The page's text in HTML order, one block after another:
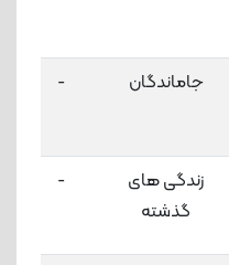
جاماندگان -
زندگی های
گذشته
-